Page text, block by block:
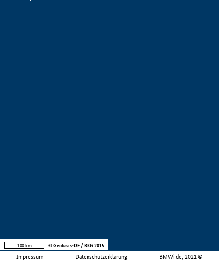
Impressum Datenschutzerklärung BMWi.de, 2021 ©
100 km © Geobasis-DE / BKG 2015